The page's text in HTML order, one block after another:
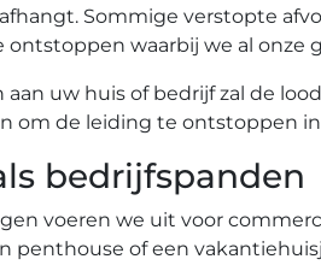
Sommige verstopte
ontstoppen waarbij we al
aan uw huis of bedrijf zal de
om de leiding te ontstoppen
bedrijfspanden
voeren we uit voor
penthouse of een